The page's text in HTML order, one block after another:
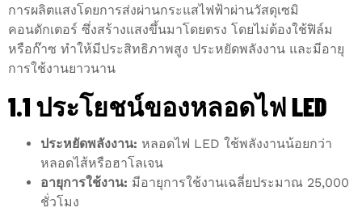
การผลิตแสงโดยการส่งผ่านกระแสไฟฟ้าผ่านวัสดุเซมิ
คอนดักเตอร์ ซึ่งสร้างแสงขึ้นมาโดยตรง โดยไม่ต้องใช้ฟิล์ม
หรือก๊าซ ทำให้มีประสิทธิภาพสูง ประหยัดพลังงาน และมีอายุ
การใช้งานยาวนาน
1.1 ประโยชน์ของหลอดไฟ LED
ประหยัดพลังงาน: หลอดไฟ LED ใช้พลังงานน้อยกว่า
หลอดไส้หรือฮาโลเจน
อายุการใช้งาน: มีอายุการใช้งานเฉลี่ยประมาณ 25,000
ชั่วโมง